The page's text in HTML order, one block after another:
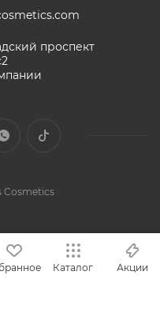
проспект
Cosmetics
Каталог Акции